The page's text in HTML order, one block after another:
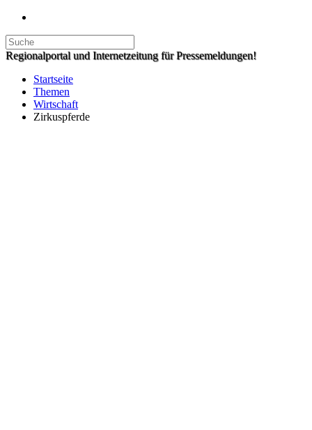
Regionalportal und Internetzeitung für Pressemeldungen!
Startseite
Themen
Wirtschaft
Zirkuspferde